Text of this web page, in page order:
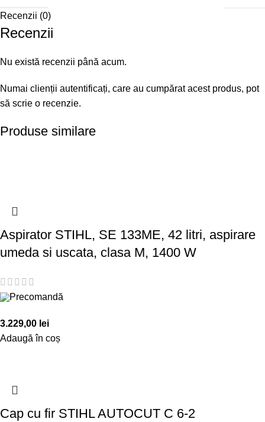
Recenzii (0)
Recenzii
Nu există recenzii până acum.
Numai clienții autentificați, care au cumpărat acest produs, pot
să scrie o recenzie.
Produse similare
Aspirator STIHL, SE 133ME, 42 litri, aspirare
umeda si uscata, clasa M, 1400 W
Precomandă
3.229,00 lei
Adaugă în coș
Cap cu fir STIHL AUTOCUT C 6-2